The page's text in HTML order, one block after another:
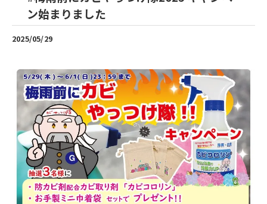
ン始まりました
2025/05/29